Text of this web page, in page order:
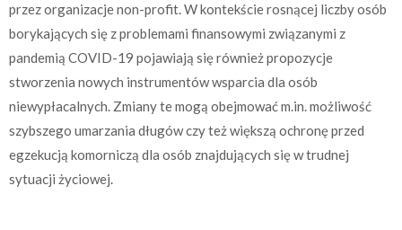
przez organizacje non-profit. W kontekście rosnącej liczby osób
borykających się z problemami finansowymi związanymi z
pandemią COVID-19 pojawiają się również propozycje
stworzenia nowych instrumentów wsparcia dla osób
niewypłacalnych. Zmiany te mogą obejmować m.in. możliwość
szybszego umarzania długów czy też większą ochronę przed
egzekucją komorniczą dla osób znajdujących się w trudnej
sytuacji życiowej.